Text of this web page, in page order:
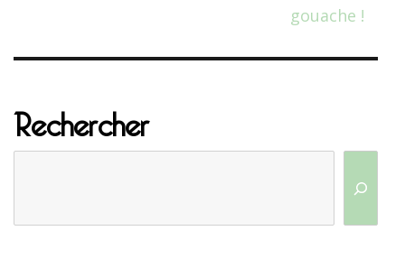
gouache !
Rechercher